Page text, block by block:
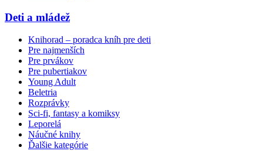
Deti a mládež
Knihorad – poradca kníh pre deti
Pre najmenších
Pre prvákov
Pre pubertiakov
Young Adult
Beletria
Rozprávky
Sci-fi, fantasy a komiksy
Leporelá
Náučné knihy
Ďalšie kategórie